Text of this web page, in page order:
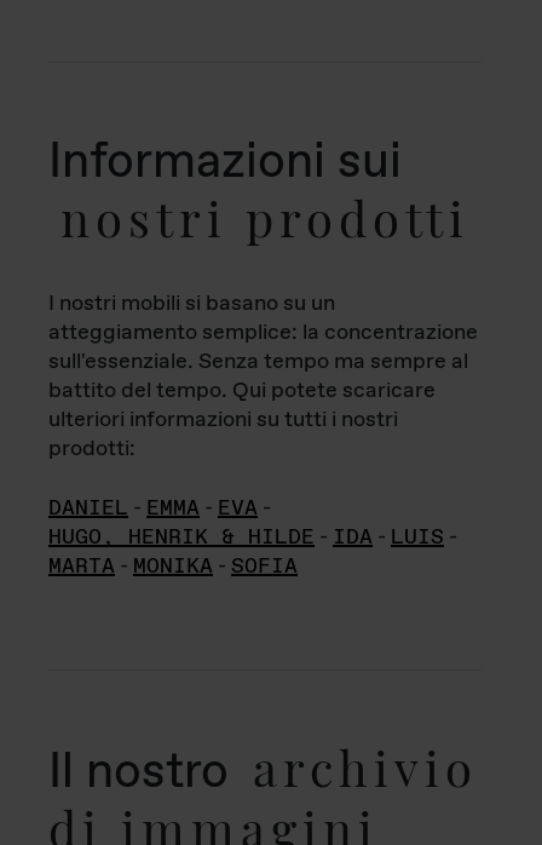
Informazioni sui
nostri prodotti
I nostri mobili si basano su un
atteggiamento semplice: la concentrazione
sull'essenziale. Senza tempo ma sempre al
battito del tempo. Qui potete scaricare
ulteriori informazioni su tutti i nostri
prodotti:
DANIEL - EMMA - EVA -
HUGO, HENRIK & HILDE - IDA - LUIS -
MARTA - MONIKA - SOFIA
Il nostro archivio
di immagini